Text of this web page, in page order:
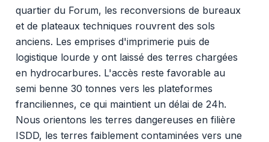
quartier du Forum, les reconversions de bureaux
et de plateaux techniques rouvrent des sols
anciens. Les emprises d'imprimerie puis de
logistique lourde y ont laissé des terres chargées
en hydrocarbures. L'accès reste favorable au
semi benne 30 tonnes vers les plateformes
franciliennes, ce qui maintient un délai de 24h.
Nous orientons les terres dangereuses en filière
ISDD, les terres faiblement contaminées vers une